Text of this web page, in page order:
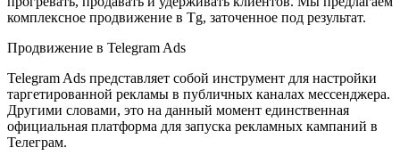
комплексное продвижение в Tg, заточенное под результат.
Продвижение в Telegram Ads
Telegram Ads представляет собой инструмент для настройки
таргетированной рекламы в публичных каналах мессенджера.
Другими словами, это на данный момент единственная
официальная платформа для запуска рекламных кампаний в
Телеграм.